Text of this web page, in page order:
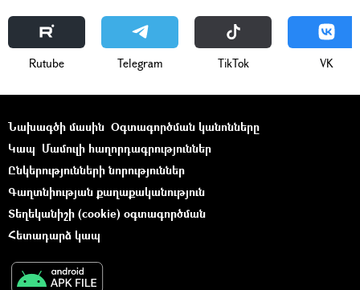
Rutube Telegram ТikТоk VK
Նախագծի մասին Օգտագործման կանոնները
Կապ Մամուլի հաղորդագրություններ
Ընկերությունների նորություններ
Գաղտնիության քաղաքականություն
Տեղեկանիշի (cookie) օգտագործման
Հետադարձ կապ